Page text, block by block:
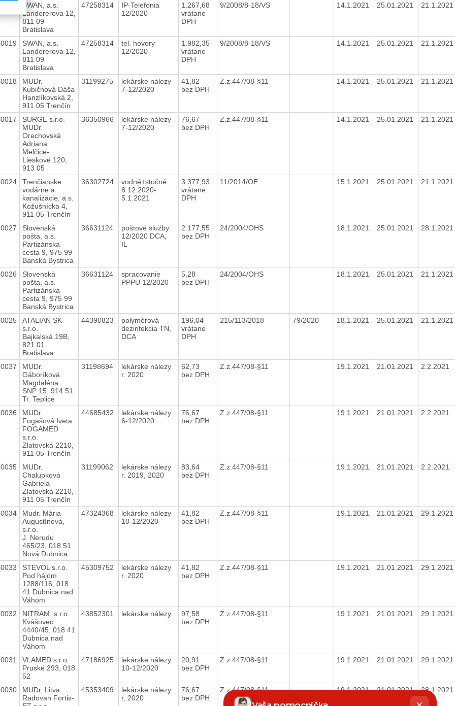
SWAN, a.s.
Landererova 12,
811 09
Bratislava
47258314
IP-Telefonia
12/2020
1.267,68
vrátane
DPH
9/2008/8-18/VS 14.1.2021 25.01.2021 21.1.2021
SWAN, a.s.
Landererova 12,
811 09
Bratislava
47258314
tel. hovory
12/2020
1.982,35
vrátane
DPH
9/2008/8-18/VS 14.1.2021 25.01.2021 21.1.2021
MUDr.
Kubičnová Dáša
Hanzlíkovská 2,
911 05 Trenčín
31199275
lekárske nálezy
7-12/2020
41,82
bez DPH
Z.z.447/08-§11 14.1.2021 25.01.2021 21.1.2021
SURGE s.r.o.
MUDr.
Orechovská
Adriana
Melčice-
Lieskové 120,
913 05
36350966
lekárske nálezy
7-12/2020
76,67
bez DPH
Z.z.447/08-§11 14.1.2021 25.01.2021 21.1.2021
Trenčianske
vodárne a
kanalizácie, a.s.
Kožušnícka 4,
911 05 Trenčín
36302724
vodné+stočné
8.12.2020-
5.1.2021
3.377,93
vrátane
DPH
11/2014/OE 15.1.2021 25.01.2021 21.1.2021
Slovenská
pošta, a.s.
Partizánska
cesta 9, 975 99
Banská Bystrica
36631124
poštové služby
12/2020 DCA,
IL
2.177,55
bez DPH
24/2004/OHS 18.1.2021 25.01.2021 28.1.2021
Slovenská
pošta, a.s.
Partizánska
cesta 9, 975 99
Banská Bystrica
36631124
spracovanie
PPPU 12/2020
5,28
bez DPH
24/2004/OHS 18.1.2021 25.01.2021 21.1.2021
ATALIAN SK
s.r.o.
Bajkalská 19B,
821 01
Bratislava
44390823
polymérová
dezinfekcia TN,
DCA
196,04
vrátane
DPH
215/113/2018 79/2020 18.1.2021 25.01.2021 21.1.2021
MUDr.
Gáboríková
Magdaléna
SNP 15, 914 51
Tr. Teplice
31198694
lekárske nálezy
r. 2020
62,73
bez DPH
Z.z.447/08-§11 19.1.2021 21.01.2021 2.2.2021
MUDr.
Fogašová Iveta
FOGAMED
s.r.o.
Zlatovská 2210,
911 05 Trenčín
44685432
lekárske nálezy
6-12/2020
76,67
bez DPH
Z.z.447/08-§11 19.1.2021 21.01.2021 2.2.2021
MUDr.
Chalupková
Gabriela
Zlatovská 2210,
911 05 Trenčín
31199062
lekárske nálezy
r. 2019, 2020
83,64
bez DPH
Z.z.447/08-§11 19.1.2021 21.01.2021 2.2.2021
Mudr. Mária
Augustínová,
s.r.o.
J. Nerudu
465/23, 018 51
Nová Dubnica
47324368
lekárske nálezy
10-12/2020
41,82
bez DPH
Z.z.447/08-§11 19.1.2021 21.01.2021 29.1.2021
STEVOL s.r.o.
Pod hájom
1288/116, 018
41 Dubnica nad
Váhom
45309752
lekárske nálezy
r. 2020
41,82
bez DPH
Z.z.447/08-§11 19.1.2021 21.01.2021 29.1.2021
NITRAM, s.r.o.
Kvášovec
4440/45, 018 41
Dubnica nad
Váhom
43852301 lekárske nálezy
97,58
bez DPH
Z.z.447/08-§11 19.1.2021 21.01.2021 29.1.2021
VLAMED s.r.o.
Pruské 293, 018
52
47186925
lekárske nálezy
10-12/2020
20,91
bez DPH
Z.z.447/08-§11 19.1.2021 21.01.2021 29.1.2021
MUDr. Litva
Radovan Fortis-
45353409
lekárske nálezy
r. 2020
76,67
bez DPH
Z.z.447/08-§11 19.1.2021 21.01.2021 28.1.2021
Chatbot
píše